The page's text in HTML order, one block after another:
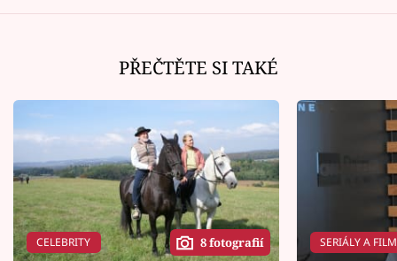
PŘEČTĚTE SI TAKÉ
CELEBRITY 8 fotografií SERIÁLY A